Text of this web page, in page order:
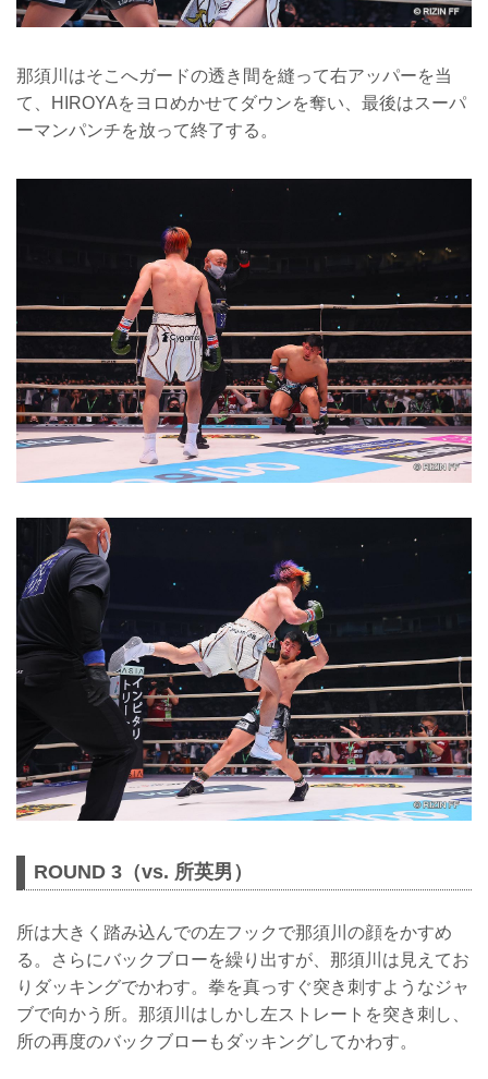
那須川はそこへガードの透き間を縫って右アッパーを当
て、HIROYAをヨロめかせてダウンを奪い、最後はスーパ
ーマンパンチを放って終了する。
ROUND 3（vs. 所英男）
所は大きく踏み込んでの左フックで那須川の顔をかすめ
る。さらにバックブローを繰り出すが、那須川は見えてお
りダッキングでかわす。拳を真っすぐ突き刺すようなジャ
ブで向かう所。那須川はしかし左ストレートを突き刺し、
所の再度のバックブローもダッキングしてかわす。